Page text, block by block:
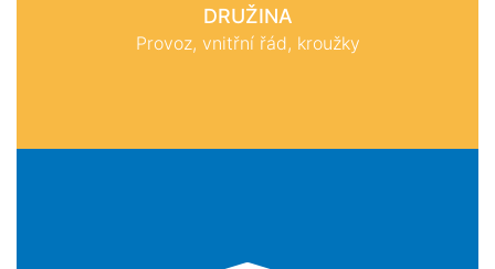
DRUŽINA
Provoz, vnitřní řád, kroužky